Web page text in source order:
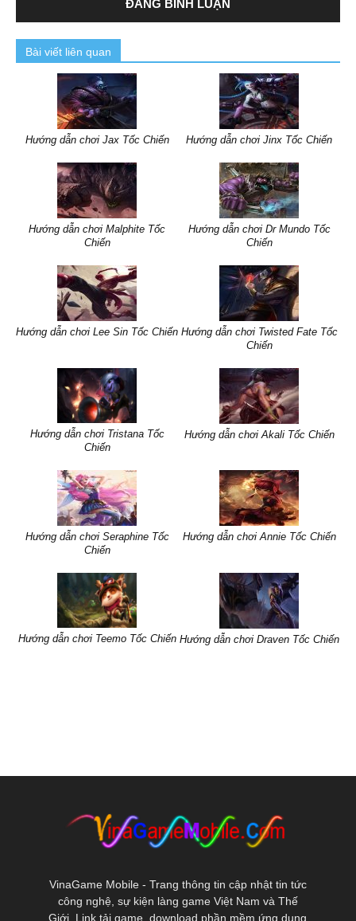
Bài viết liên quan
Hướng dẫn chơi Jax Tốc Chiến Hướng dẫn chơi Jinx Tốc Chiến
Hướng dẫn chơi Malphite Tốc
Chiến
Hướng dẫn chơi Dr Mundo Tốc
Chiến
Hướng dẫn chơi Lee Sin Tốc Chiến Hướng dẫn chơi Twisted Fate Tốc
Chiến
Hướng dẫn chơi Tristana Tốc
Chiến
Hướng dẫn chơi Akali Tốc Chiến
Hướng dẫn chơi Seraphine Tốc
Chiến
Hướng dẫn chơi Annie Tốc Chiến
Hướng dẫn chơi Teemo Tốc Chiến Hướng dẫn chơi Draven Tốc Chiến
VinaGame Mobile - Trang thông tin cập nhật tin tức
công nghệ, sự kiện làng game Việt Nam và Thế
Giới. Link tải game, download phần mềm ứng dụng